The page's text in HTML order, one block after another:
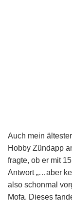
Auch mein
Hobby Zündapp
fragte, ob er mit
Antwort „…aber
also schonmal
Mofa. Dieses